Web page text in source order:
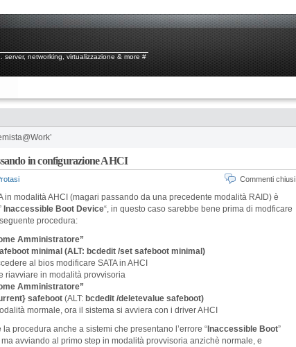
networking, virtualizzazione & more #
in configurazione AHCI
Commenti chiusi
in modalità AHCI (magari passando da una precedente modalità RAID) è
Inaccessible Boot Device“, in questo caso sarebbe bene prima di modficare
procedura:
Amministratore”
minimal (ALT: bcdedit /set safeboot minimal)
al bios modificare SATA in AHCI
riavviare in modalità provvisoria
Amministratore”
safeboot (ALT: bcdedit /deletevalue safeboot)
mormale, ora il sistema si avviera con i driver AHCI
procedura anche a sistemi che presentano l’errore “ Inaccessible Boot”
avviando al primo step in modalità provvisoria anzichè normale, e